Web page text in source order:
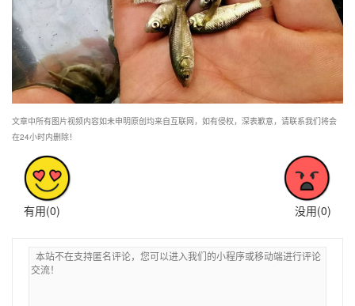
文章中所有图片视频内容如未申明原创均来自互联网，如有侵权，深表歉意，请联系我们将会
在24小时内删除！
有用(0) 没用(0)